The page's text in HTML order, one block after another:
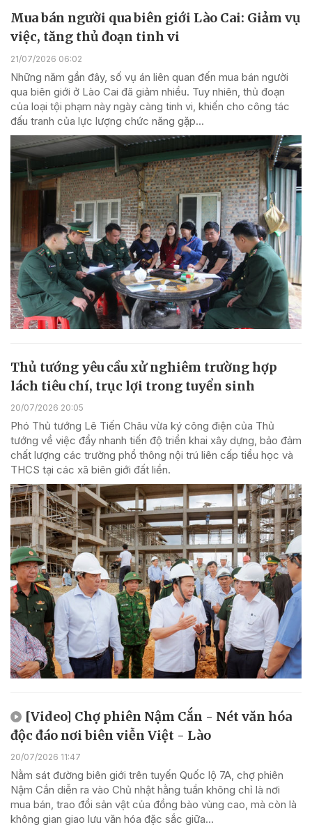
Mua bán người qua biên giới Lào Cai: Giảm vụ
việc, tăng thủ đoạn tinh vi
21/07/2026 06:02
Những năm gần đây, số vụ án liên quan đến mua bán người
qua biên giới ở Lào Cai đã giảm nhiều. Tuy nhiên, thủ đoạn
của loại tội phạm này ngày càng tinh vi, khiến cho công tác
đấu tranh của lực lượng chức năng gặp...
Thủ tướng yêu cầu xử nghiêm trường hợp
lách tiêu chí, trục lợi trong tuyển sinh
20/07/2026 20:05
Phó Thủ tướng Lê Tiến Châu vừa ký công điện của Thủ
tướng về việc đẩy nhanh tiến độ triển khai xây dựng, bảo đảm
chất lượng các trường phổ thông nội trú liên cấp tiểu học và
THCS tại các xã biên giới đất liền.
[Video] Chợ phiên Nậm Cắn - Nét văn hóa
độc đáo nơi biên viễn Việt - Lào
20/07/2026 11:47
Nằm sát đường biên giới trên tuyến Quốc lộ 7A, chợ phiên
Nậm Cắn diễn ra vào Chủ nhật hằng tuần không chỉ là nơi
mua bán, trao đổi sản vật của đồng bào vùng cao, mà còn là
không gian giao lưu văn hóa đặc sắc giữa...